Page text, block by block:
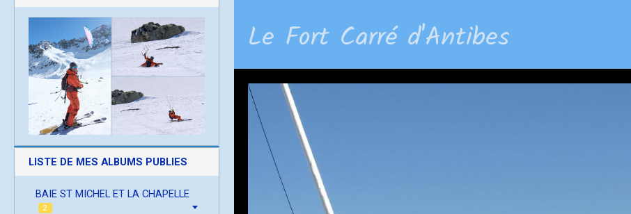
Le Fort Carré d'Antibes
LISTE DE MES ALBUMS PUBLIES
BAIE ST MICHEL ET LA CHAPELLE
2